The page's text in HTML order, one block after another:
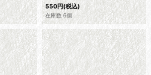
550円(税込)
在庫数 6個